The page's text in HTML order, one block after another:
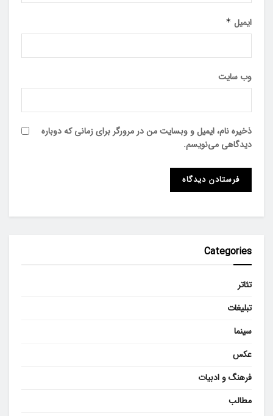
ایمیل *
وب‌ سایت
ذخیره نام، ایمیل و وبسایت من در مرورگر برای زمانی که دوباره
دیدگاهی می‌نویسم.
Categories
تئاتر
تبلیغات
سینما
عکس
فرهنگ و ادبیات
مطالب